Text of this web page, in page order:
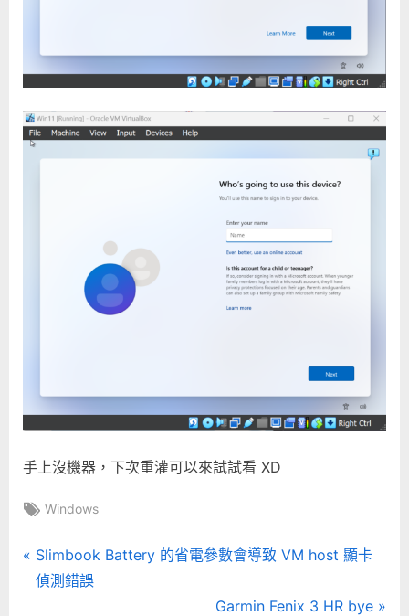
手上沒機器，下次重灌可以來試試看 XD
Tags:
Windows
文
章
P
r
Slimbook Battery 的省電參數會導致 VM host 顯卡
偵測錯誤
N
Garmin Fenix 3 HR bye